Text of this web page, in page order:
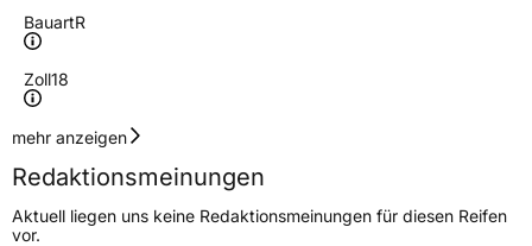
BauartR
Zoll18
Geschwindigkeitsindex
Höchstgeschwindigkeit
240 km/h
Lastindex99
mehr anzeigen
Redaktionsmeinungen
Aktuell liegen uns keine Redaktionsmeinungen für diesen Reifen
vor.